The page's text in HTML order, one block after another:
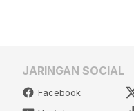
JARINGAN SOCIAL
Facebook